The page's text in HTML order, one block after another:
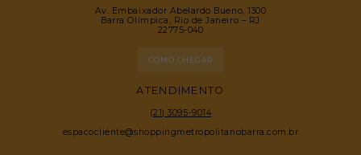
Av. Embaixador Abelardo Bueno, 1300
Barra Olímpica, Rio de Janeiro – RJ
22775-040
COMO CHEGAR
ATENDIMENTO
(21) 3095-9014
espacocliente@shoppingmetropolitanobarra.com.br